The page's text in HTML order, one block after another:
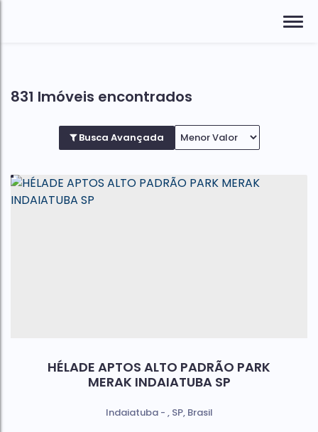
831 Imóveis encontrados
Busca Avançada
HÉLADE APTOS ALTO PADRÃO PARK
MERAK INDAIATUBA SP
Indaiatuba , SP, Brasil